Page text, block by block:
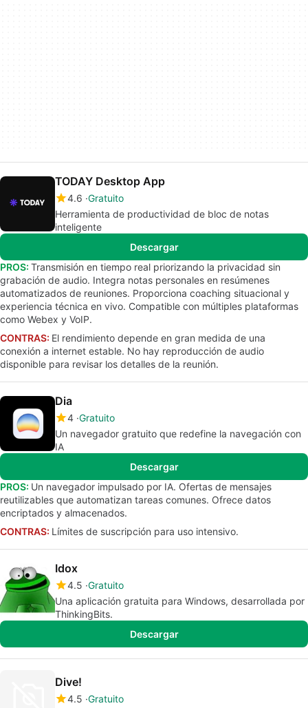
TODAY Desktop App
4.6 Gratuito
Herramienta de productividad de bloc de notas
inteligente
Descargar
PROS: Transmisión en tiempo real priorizando la privacidad sin
grabación de audio. Integra notas personales en resúmenes
automatizados de reuniones. Proporciona coaching situacional y
experiencia técnica en vivo. Compatible con múltiples plataformas
como Webex y VoIP.
CONTRAS: El rendimiento depende en gran medida de una
conexión a internet estable. No hay reproducción de audio
disponible para revisar los detalles de la reunión.
Dia
4 Gratuito
Un navegador gratuito que redefine la navegación con
IA
Descargar
PROS: Un navegador impulsado por IA. Ofertas de mensajes
reutilizables que automatizan tareas comunes. Ofrece datos
encriptados y almacenados.
CONTRAS: Límites de suscripción para uso intensivo.
Idox
4.5 Gratuito
Una aplicación gratuita para Windows, desarrollada por
ThinkingBits.
Descargar
Dive!
4.5 Gratuito